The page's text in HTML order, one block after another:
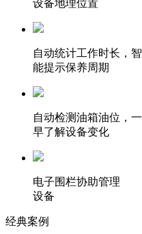
设备地理位置
自动统计工作时长，智
能提示保养周期
自动检测油箱油位，一
早了解设备变化
电子围栏协助管理
设备
经典案例